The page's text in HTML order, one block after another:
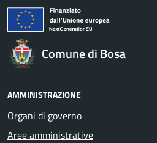
Comune di Bosa
AMMINISTRAZIONE
Organi di governo
Aree amministrative